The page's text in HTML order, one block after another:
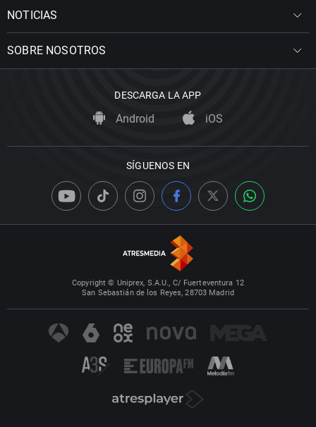
NOTICIAS
SOBRE NOSOTROS
DESCARGA LA APP
Android iOS
SÍGUENOS EN
Copyright © Uniprex, S.A.U., C/ Fuerteventura 12
San Sebastián de los Reyes, 28703 Madrid